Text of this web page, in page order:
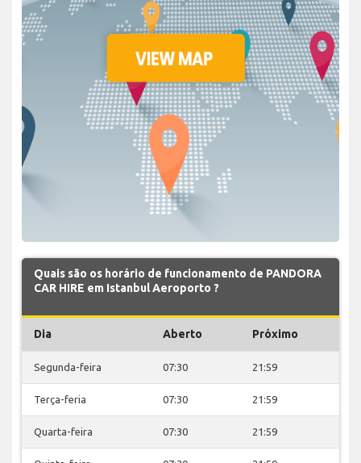
Quais são os horário de funcionamento de PANDORA
CAR HIRE em Istanbul Aeroporto ?
Dia Aberto Próximo
Segunda-feira 07:30 21:59
Terça-feria 07:30 21:59
Quarta-feira 07:30 21:59